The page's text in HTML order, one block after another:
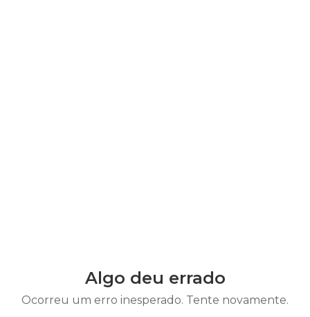
Algo deu errado
Ocorreu um erro inesperado. Tente novamente.